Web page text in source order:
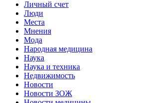
Личный счет
Люди
Места
Мнения
Мода
Народная медицина
Наука
Наука и техника
Недвижимость
Новости
Новости ЗОЖ